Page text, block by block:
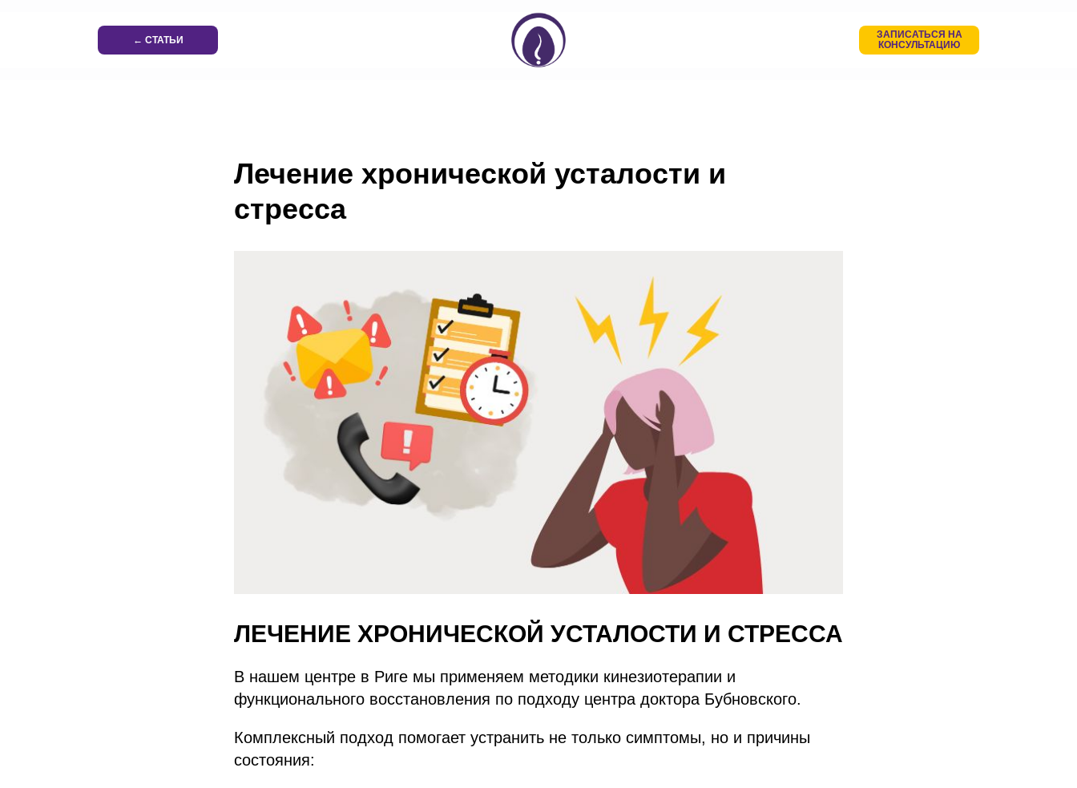
← СТАТЬИ
ЗАПИСАТЬСЯ НА
КОНСУЛЬТАЦИЮ
Лечение хронической усталости и
стресса
ЛЕЧЕНИЕ ХРОНИЧЕСКОЙ УСТАЛОСТИ И СТРЕССА
В нашем центре в Риге мы применяем методики кинезиотерапии и
функционального восстановления по подходу центра доктора Бубновского.
Комплексный подход помогает устранить не только симптомы, но и причины
состояния: